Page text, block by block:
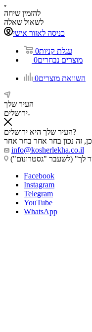
להזמין שיחה
לשאול שאלה
כניסה לאזור אישי
עגלת קניות0
מוצרים נבחרים0
השוואת מוצרים0
העיר שלך
ירושלים
העיר שלך היא ירושלים?
כן, זה נכון בחר אחר בחר אחר
info@kosherlekha.co.il
Facebook
Instagram
Telegram
YouTube
WhatsApp